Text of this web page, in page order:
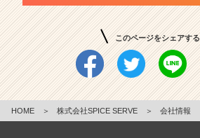
このページをシェアする
HOME ＞ 株式会社SPICE SERVE ＞ 会社情報